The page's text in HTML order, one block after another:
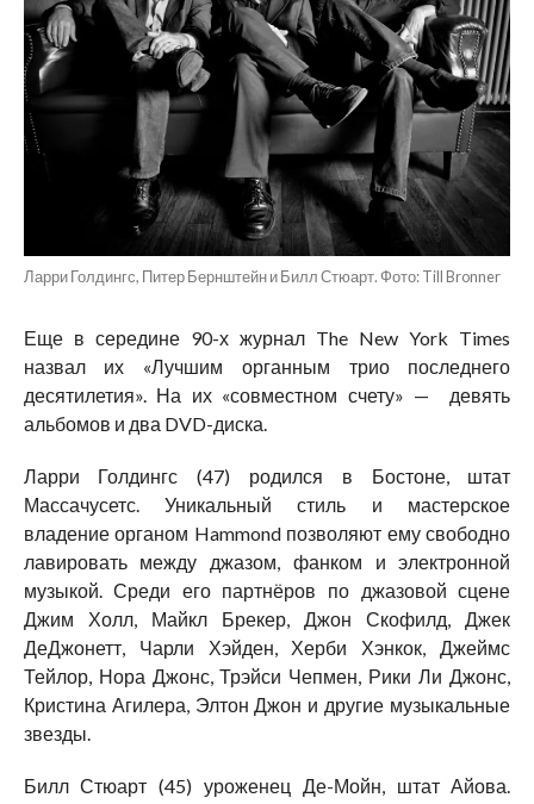
Ларри Голдингс, Питер Бернштейн и Билл Стюарт. Фото: Till Bronner
Еще в середине 90-х журнал The New York Times
назвал их «Лучшим органным трио последнего
десятилетия». На их «совместном счету» — девять
альбомов и два DVD-диска.
Ларри Голдингс (47) родился в Бостоне, штат
Массачусетс. Уникальный стиль и мастерское
владение органом Hammond позволяют ему свободно
лавировать между джазом, фанком и электронной
музыкой. Среди его партнёров по джазовой сцене
Джим Холл, Майкл Брекер, Джон Скофилд, Джек
ДеДжонетт, Чарли Хэйден, Херби Хэнкок, Джеймс
Тейлор, Нора Джонс, Трэйси Чепмен, Рики Ли Джонс,
Кристина Агилера, Элтон Джон и другие музыкальные
звезды.
Билл Стюарт (45) уроженец Де-Мойн, штат Айова.